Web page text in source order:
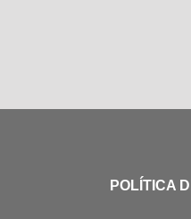
POLÍTICA